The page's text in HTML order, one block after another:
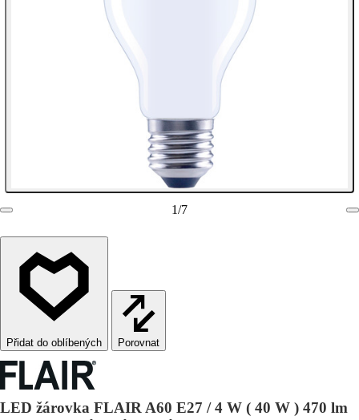
1/7
Porovnat
LED žárovka FLAIR A60 E27 / 4 W ( 40 W ) 470 lm